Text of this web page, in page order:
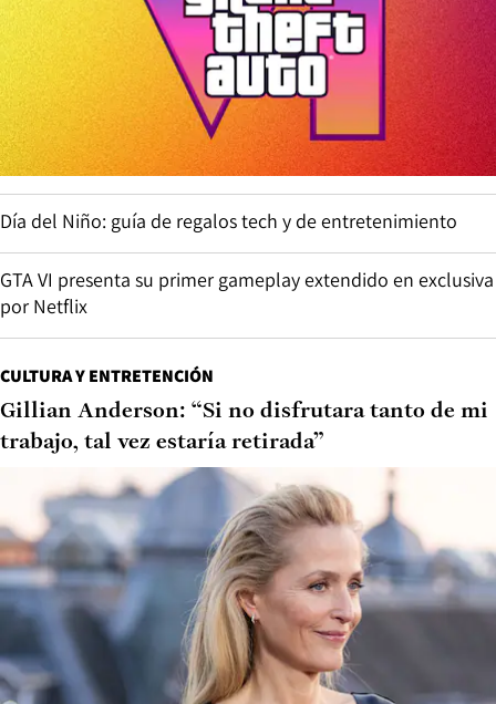
Día del Niño: guía de regalos tech y de entretenimiento
GTA VI presenta su primer gameplay extendido en exclusiva
por Netflix
CULTURA Y ENTRETENCIÓN
Gillian Anderson: “Si no disfrutara tanto de mi
trabajo, tal vez estaría retirada”